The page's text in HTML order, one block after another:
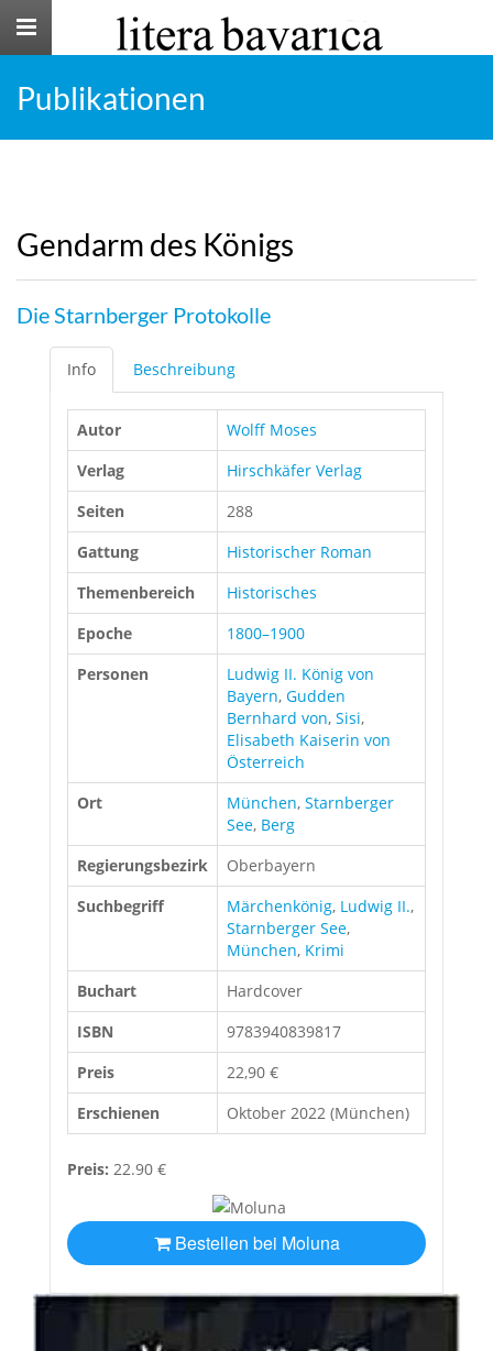
Toggle
Publikationen
Gendarm des Königs
Die Starnberger Protokolle
Info Beschreibung
Autor
Wolff Moses
Verlag
Hirschkäfer Verlag
Seiten
288
Gattung
Historischer Roman
Themenbereich
Historisches
Epoche
1800–1900
Personen
Ludwig II. König von
Bayern, Gudden
Bernhard von, Sisi,
Elisabeth Kaiserin von
Österreich
Ort
München, Starnberger
See, Berg
Regierungsbezirk
Oberbayern
Suchbegriff
Märchenkönig, Ludwig II.,
Starnberger See,
München, Krimi
Buchart
Hardcover
ISBN
9783940839817
Preis
22,90 €
Erschienen
Oktober 2022 (München)
Preis: 22.90 €
Bestellen bei Moluna